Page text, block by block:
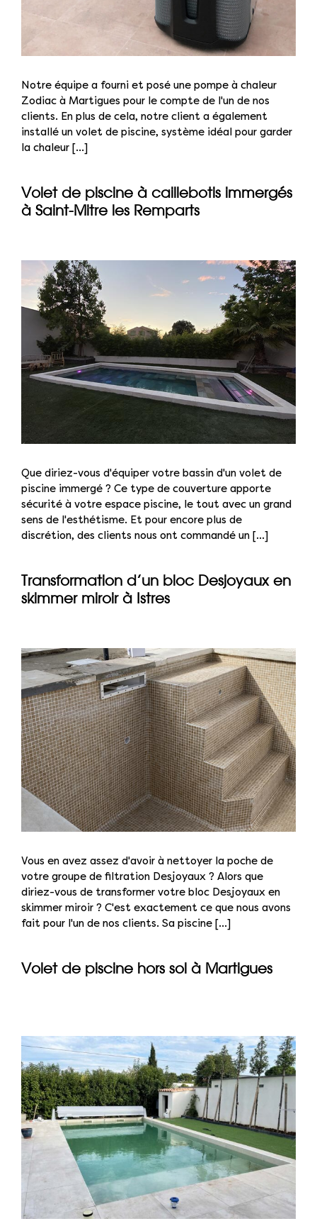
Notre équipe a fourni et posé une pompe à chaleur
Zodiac à Martigues pour le compte de l'un de nos
clients. En plus de cela, notre client a également
installé un volet de piscine, système idéal pour garder
la chaleur [...]
Volet de piscine à caillebotis immergés
à Saint-Mitre les Remparts
Que diriez-vous d'équiper votre bassin d'un volet de
piscine immergé ? Ce type de couverture apporte
sécurité à votre espace piscine, le tout avec un grand
sens de l'esthétisme. Et pour encore plus de
discrétion, des clients nous ont commandé un [...]
Transformation d’un bloc Desjoyaux en
skimmer miroir à Istres
Vous en avez assez d'avoir à nettoyer la poche de
votre groupe de filtration Desjoyaux ? Alors que
diriez-vous de transformer votre bloc Desjoyaux en
skimmer miroir ? C'est exactement ce que nous avons
fait pour l'un de nos clients. Sa piscine [...]
Volet de piscine hors sol à Martigues